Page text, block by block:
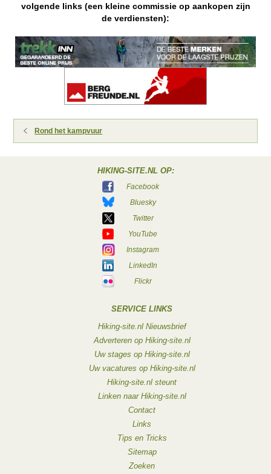
volgende links (een kleine commissie op aankopen zijn
de verdiensten):
Rond het kampvuur
HIKING-SITE.NL OP:
Facebook
Bluesky
Twitter
YouTube
Instagram
LinkedIn
Flickr
SERVICE LINKS
Hiking-site.nl Nieuwsbrief
Adverteren op Hiking-site.nl
Uw stages op Hiking-site.nl
Uw vacatures op Hiking-site.nl
Hiking-site.nl steunt
Linken naar Hiking-site.nl
Contact
Links
Tips en Tricks
Sitemap
Zoeken